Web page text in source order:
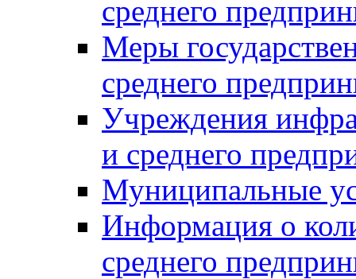
среднего
Меры
среднего
Учреждения
и среднего
Муниципальные
Информация о
среднего